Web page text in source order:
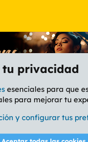
AMARILLO
tu privacidad
esenciales para que
para mejorar tu
y configurar tus